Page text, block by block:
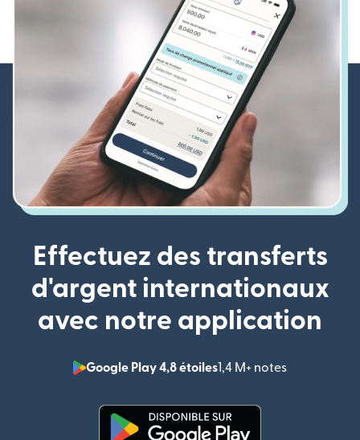
Effectuez des transferts
d'argent internationaux
avec notre application
Google Play 4,8 étoiles1,4 M+ notes